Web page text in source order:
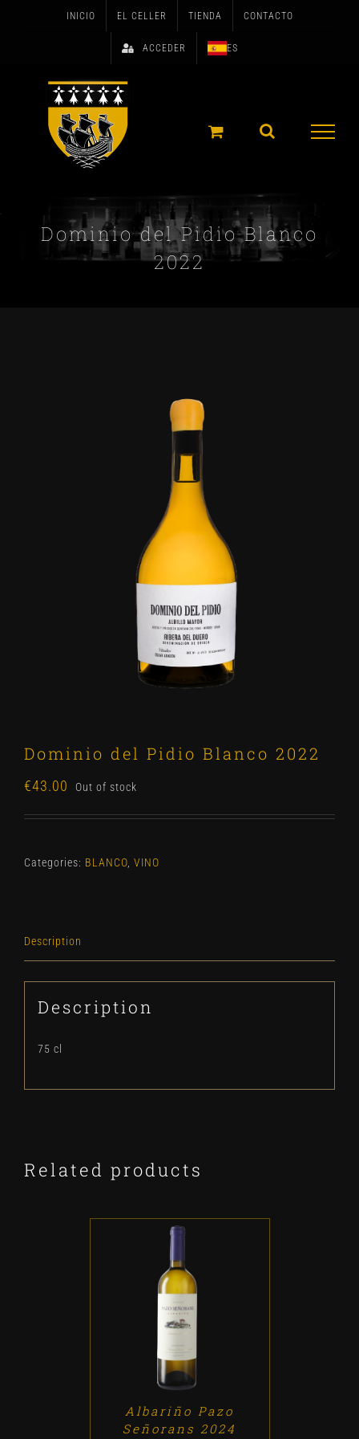
INICIO EL CELLER TIENDA CONTACTO
ACCEDER ES
Dominio del Pidio Blanco
2022
Dominio del Pidio Blanco 2022
€43.00 Out of stock
Categories: BLANCO VINO
Description
Description
75 cl
Related products
ADD TO CART /
Albariño Pazo
Señorans 2024